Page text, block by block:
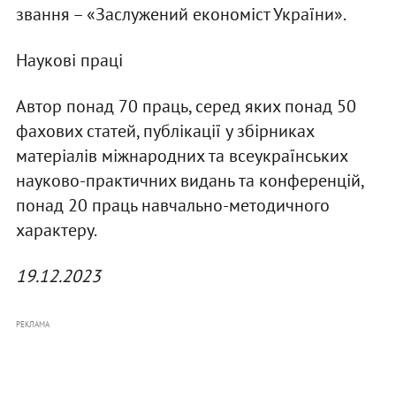
звання – «Заслужений економіст України».
Наукові праці
Автор понад 70 праць, серед яких понад 50
фахових статей, публікації у збірниках
матеріалів міжнародних та всеукраїнських
науково-практичних видань та конференцій,
понад 20 праць навчально-методичного
характеру.
19.12.2023
РЕКЛАМА